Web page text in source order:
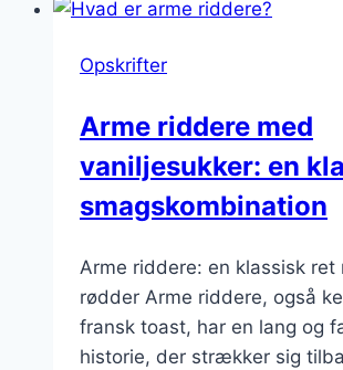
flødeskum
Opskrifter
Arme riddere med
vaniljesukker: en
smagskombination
Arme riddere: en klassisk ret
rødder Arme riddere, også
fransk toast, har en lang og
historie, der strækker sig